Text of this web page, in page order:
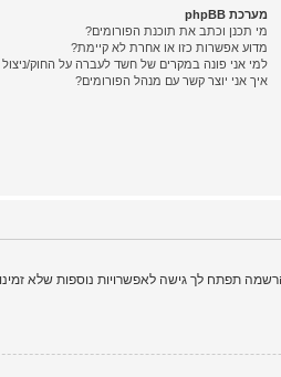
מערכת phpBB
מי תכנן וכתב את תוכנת הפורומים?
מדוע אפשרות כזו או אחרת לא קיימת?
למי אני פונה במקרים של חשד לעברה על החוק/
איך אני יוצר קשר עם מנהל הפורומים?
תפתח לך גישה לאפשרויות נוספות שלא